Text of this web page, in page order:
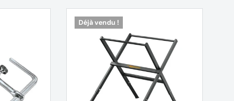
Déjà vendu !